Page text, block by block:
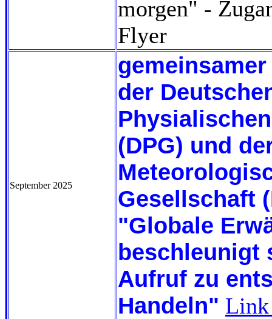
morgen" -
Flyer
September 2025
der
(DPG) und
Gesellschaft
"Globale
beschleunigt
Aufruf zu
Handeln"